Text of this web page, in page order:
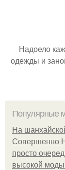
Надоело
одежды и
Популярные
На
Совершенно
просто
высокой